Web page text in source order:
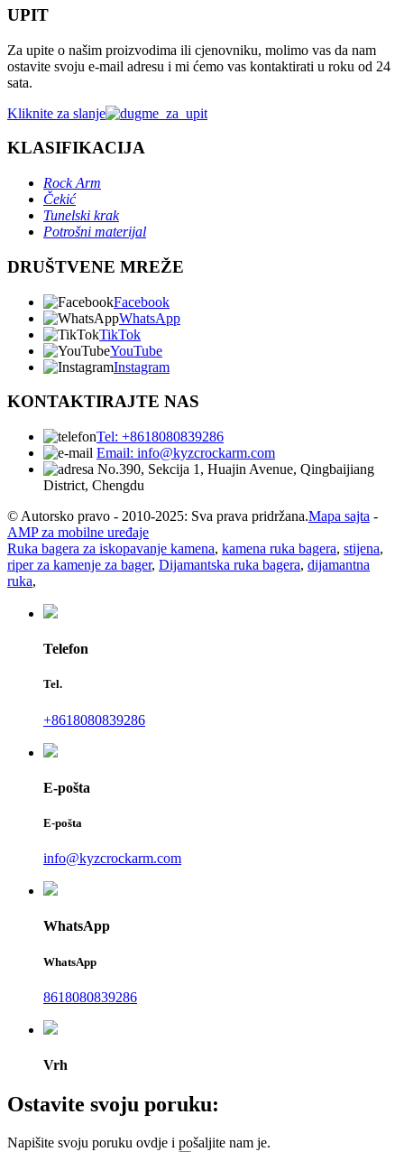
UPIT
Za upite o našim proizvodima ili cjenovniku, molimo vas da nam
ostavite svoju e-mail adresu i mi ćemo vas kontaktirati u roku od 24
sata.
Kliknite za slanje
KLASIFIKACIJA
Rock Arm
Čekić
Tunelski krak
Potrošni materijal
DRUŠTVENE MREŽE
Facebook
WhatsApp
TikTok
YouTube
Instagram
KONTAKTIRAJTE NAS
Tel: +8618080839286
Email: info@kyzcrockarm.com
No.390, Sekcija 1, Huajin Avenue, Qingbaijiang
District, Chengdu
© Autorsko pravo - 2010-2025: Sva prava pridržana.Mapa sajta -
AMP za mobilne uređaje
Ruka bagera za iskopavanje kamena, kamena ruka bagera, stijena,
riper za kamenje za bager, Dijamantska ruka bagera, dijamantna
ruka,
Telefon
Tel.
+8618080839286
E-pošta
E-pošta
info@kyzcrockarm.com
WhatsApp
WhatsApp
8618080839286
Vrh
Ostavite svoju poruku:
Napišite svoju poruku ovdje i pošaljite nam je.